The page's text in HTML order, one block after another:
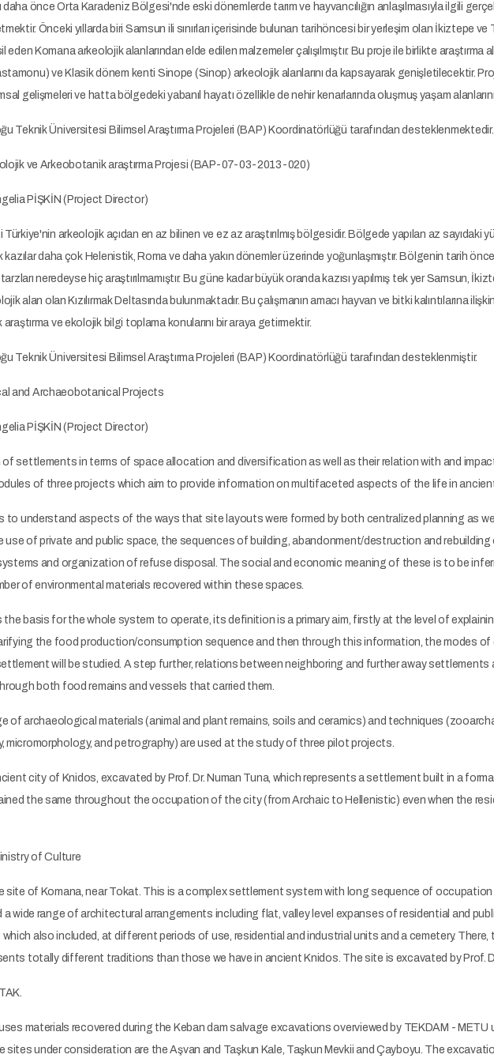
daha önce Orta Karadeniz Bölgesi'nde eski dönemlerde tarım ve hayvancılığın anlaşılmasıyla ilgili
Önceki yıllarda biri Samsun ili sınırları içerisinde bulunan tarihöncesi bir yerleşim olan İkiztepe
eden Komana arkeolojik alanlarından elde edilen malzemeler çalışılmıştır. Bu proje ile birlikte araştırma
ve Klasik dönem kenti Sinope (Sinop) arkeolojik alanlarını da kapsayarak genişletilecektir.
gelişmeleri ve hatta bölgedeki yabanıl hayatı özellikle de nehir kenarlarında oluşmuş yaşam
Teknik Üniversitesi Bilimsel Araştırma Projeleri (BAP) Koordinatörlüğü tarafından desteklenmektedir.
ve Arkeobotanik araştırma Projesi (BAP-07-03-2013-020)
PİŞKİN (Project Director)
arkeolojik açıdan en az bilinen ve ez az araştırılmış bölgesidir. Bölgede yapılan az sayıdaki
kazılar daha çok Helenistik, Roma ve daha yakın dönemler üzerinde yoğunlaşmıştır. Bölgenin tarih
neredeyse hiç araştırılmamıştır. Bu güne kadar büyük oranda kazısı yapılmış tek yer Samsun,
alan olan Kızılırmak Deltasında bulunmaktadır. Bu çalışmanın amacı hayvan ve bitki kalıntılarına
ve ekolojik bilgi toplama konularını bir araya getirmektir.
Teknik Üniversitesi Bilimsel Araştırma Projeleri (BAP) Koordinatörlüğü tarafından desteklenmiştir.
and Archaeobotanical Projects
PİŞKİN (Project Director)
settlements in terms of space allocation and diversification as well as their relation with and
of three projects which aim to provide information on multifaceted aspects of the life in
to understand aspects of the ways that site layouts were formed by both centralized planning as
use of private and public space, the sequences of building, abandonment/destruction and
and organization of refuse disposal. The social and economic meaning of these is to be
of environmental materials recovered within these spaces.
the basis for the whole system to operate, its definition is a primary aim, firstly at the level of
the food production/consumption sequence and then through this information, the modes
will be studied. A step further, relations between neighboring and further away
both food remains and vessels that carried them.
of archaeological materials (animal and plant remains, soils and ceramics) and techniques
micromorphology, and petrography) are used at the study of three pilot projects.
city of Knidos, excavated by Prof. Dr. Numan Tuna, which represents a settlement built in a
the same throughout the occupation of the city (from Archaic to Hellenistic) even when the
of Culture
site of Komana, near Tokat. This is a complex settlement system with long sequence of
a wide range of architectural arrangements including flat, valley level expanses of residential and
also included, at different periods of use, residential and industrial units and a cemetery.
totally different traditions than those we have in ancient Knidos. The site is excavated by Prof.
materials recovered during the Keban dam salvage excavations overviewed by TEKDAM - METU
sites under consideration are the Aşvan and Taşkun Kale, Taşkun Mevkii and Çayboyu. The